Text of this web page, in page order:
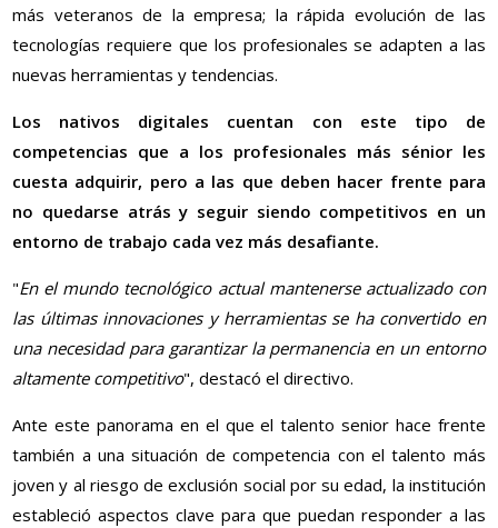
más veteranos de la empresa; la rápida evolución de las
tecnologías requiere que los profesionales se adapten a las
nuevas herramientas y tendencias.
Los nativos digitales cuentan con este tipo de
competencias que a los profesionales más sénior les
cuesta adquirir, pero a las que deben hacer frente para
no quedarse atrás y seguir siendo competitivos en un
entorno de trabajo cada vez más desafiante.
"En el mundo tecnológico actual mantenerse actualizado con
las últimas innovaciones y herramientas se ha convertido en
una necesidad para garantizar la permanencia en un entorno
altamente competitivo", destacó el directivo.
Ante este panorama en el que el talento senior hace frente
también a una situación de competencia con el talento más
joven y al riesgo de exclusión social por su edad, la institución
estableció aspectos clave para que puedan responder a las